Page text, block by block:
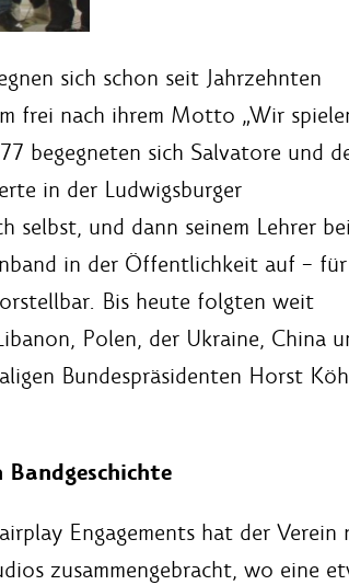
sich schon seit Jahrzehnten
frei nach ihrem Motto „Wir
begegneten sich Salvatore und
in der Ludwigsburger
selbst, und dann seinem Lehrer
in der Öffentlichkeit auf – für
Bis heute folgten weit
Polen, der Ukraine, China
Bundespräsidenten Horst
Engagements hat der
zusammengebracht, wo eine